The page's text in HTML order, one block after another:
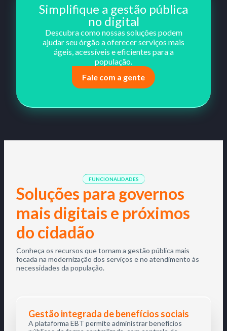
Simplifique a gestão pública
no digital
Descubra como nossas soluções podem
ajudar seu órgão a oferecer serviços mais
ágeis, acessíveis e eficientes para a
população.
Fale com a gente
FUNCIONALIDADES
Soluções para governos
mais digitais e próximos
do cidadão
Conheça os recursos que tornam a gestão pública mais
focada na modernização dos serviços e no atendimento às
necessidades da população.
Gestão integrada de benefícios sociais
A plataforma EBT permite administrar benefícios